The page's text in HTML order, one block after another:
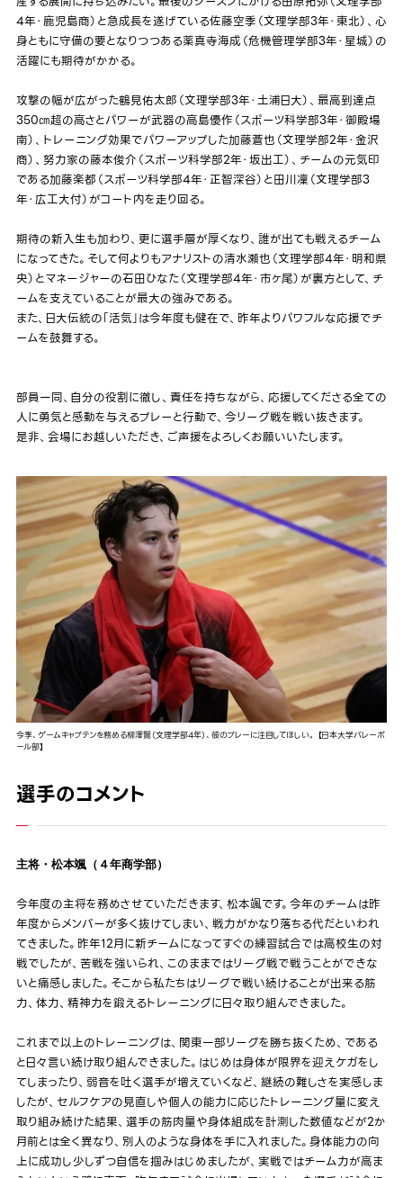
4年・鹿児島商）と急成長を遂げている佐藤空季（文理学部3年・東北）、心
身ともに守備の要となりつつある薬真寺海成（危機管理学部3年・星城）の
活躍にも期待がかかる。
攻撃の幅が広がった鶴見佑太郎（文理学部3年・土浦日大）、最高到達点
350㎝超の高さとパワーが武器の高島優作（スポーツ科学部3年・御殿場
南）、トレーニング効果でパワーアップした加藤蒼也（文理学部2年・金沢
商）、努力家の藤本俊介（スポーツ科学部2年・坂出工）、チームの元気印
である加藤楽都（スポーツ科学部4年・正智深谷）と田川凜（文理学部3
年・広工大付）がコート内を走り回る。
期待の新入生も加わり、更に選手層が厚くなり、誰が出ても戦えるチーム
になってきた。そして何よりもアナリストの清水瀬也（文理学部4年・明和県
央）とマネージャーの石田ひなた（文理学部4年・市ヶ尾）が裏方として、チ
ームを支えていることが最大の強みである。
また、日大伝統の「活気」は今年度も健在で、昨年よりパワフルな応援でチ
ームを鼓舞する。
部員一同、自分の役割に徹し、責任を持ちながら、応援してくださる全ての
人に勇気と感動を与えるプレーと行動で、今リーグ戦を戦い抜きます。
是非、会場にお越しいただき、ご声援をよろしくお願いいたします。
今季、ゲームキャプテンを務める柳澤賢（文理学部4年）、彼のプレーに注目してほしい。 【日本大学バレーボ
ール部】
選手のコメント
主将・松本颯（４年商学部）
今年度の主将を務めさせていただきます、松本颯です。今年のチームは昨
年度からメンバーが多く抜けてしまい、戦力がかなり落ちる代だといわれ
てきました。昨年12月に新チームになってすぐの練習試合では高校生の対
戦でしたが、苦戦を強いられ、このままではリーグ戦で戦うことができな
いと痛感しました。そこから私たちはリーグで戦い続けることが出来る筋
力、体力、精神力を鍛えるトレーニングに日々取り組んできました。
これまで以上のトレーニングは、関東一部リーグを勝ち抜くため、である
と日々言い続け取り組んできました。はじめは身体が限界を迎えケガをし
てしまったり、弱音を吐く選手が増えていくなど、継続の難しさを実感しま
したが、セルフケアの見直しや個人の能力に応じたトレーニング量に変え
取り組み続けた結果、選手の筋肉量や身体組成を計測した数値などが2か
月前とは全く異なり、別人のような身体を手に入れました。身体能力の向
上に成功し少しずつ自信を掴みはじめましたが、実戦ではチーム力が高ま